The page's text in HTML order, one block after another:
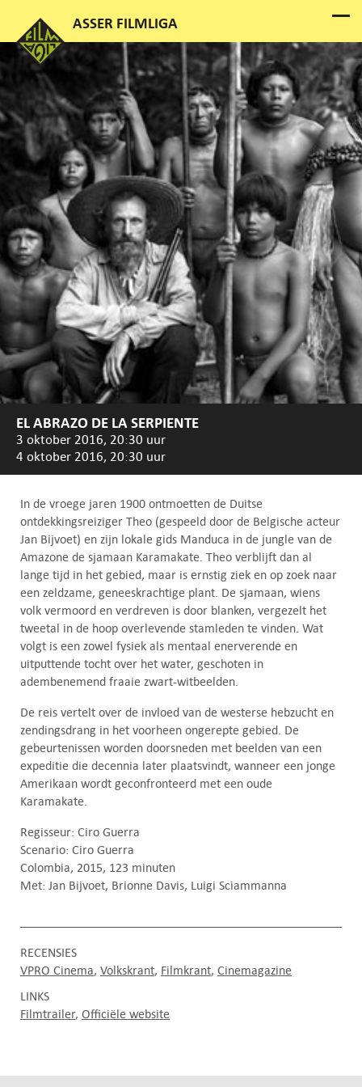
EL ABRAZO DE LA SERPIENTE
3 oktober 2016, 20:30 uur
4 oktober 2016, 20:30 uur
In de vroege jaren 1900 ontmoetten de Duitse
ontdekkingsreiziger Theo (gespeeld door de Belgische acteur
Jan Bijvoet) en zijn lokale gids Manduca in de jungle van de
Amazone de sjamaan Karamakate. Theo verblijft dan al
lange tijd in het gebied, maar is ernstig ziek en op zoek naar
een zeldzame, geneeskrachtige plant. De sjamaan, wiens
volk vermoord en verdreven is door blanken, vergezelt het
tweetal in de hoop overlevende stamleden te vinden. Wat
volgt is een zowel fysiek als mentaal enerverende en
uitputtende tocht over het water, geschoten in
adembenemend fraaie zwart-witbeelden.
De reis vertelt over de invloed van de westerse hebzucht en
zendingsdrang in het voorheen ongerepte gebied. De
gebeurtenissen worden doorsneden met beelden van een
expeditie die decennia later plaatsvindt, wanneer een jonge
Amerikaan wordt geconfronteerd met een oude
Karamakate.
Regisseur: Ciro Guerra
Scenario: Ciro Guerra
Colombia, 2015, 123 minuten
Met: Jan Bijvoet, Brionne Davis, Luigi Sciammanna
RECENSIES
VPRO Cinema Volkskrant Filmkrant Cinemagazine
LINKS
Filmtrailer Officiële website